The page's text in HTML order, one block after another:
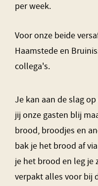
per week.
Voor onze beide
Haamstede en
collega's.
Je kan aan de slag
jij onze gasten blij
brood, broodjes en
bak je het brood af
je het brood en leg je
verpakt alles voor bij